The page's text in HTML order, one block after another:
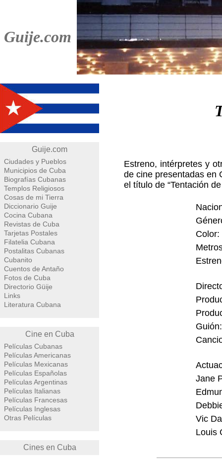
Guije.com
Guije.com
Ciudades y Pueblos
Municipios de Cuba
Biografías Cubanas
Templos Religiosos
Cosas de mi Tierra
Diccionario Guije
Cocina Cubana
Revistas de Cuba
Tarjetas Postales
Filatelia Cubana
Postalitas Cubanas
Cubanito
Cuentos de Antaño
Fotos de Cuba
Directorio Güije
Links
Literatura Cubana
Cine en Cuba
Películas Cubanas
Películas Americanas
Películas Mexicanas
Películas Españolas
Películas Argentinas
Películas Italianas
Películas Francesas
Películas Inglesas
Otras Películas
Cines en Cuba
Estreno, intérpretes y
de cine presentadas en
el título de “Tentación
Color:
Jane
Vic
Louis